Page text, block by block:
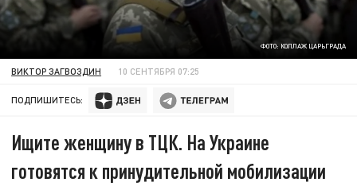
ФОТО: КОЛЛАЖ ЦАРЬГРАДА
ВИКТОР ЗАГВОЗДИН 10 СЕНТЯБРЯ 07:25
ПОДПИШИТЕСЬ:
Ищите женщину в ТЦК. На Украине
готовятся к принудительной мобилизации